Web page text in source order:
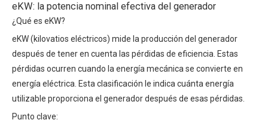
eKW: la potencia nominal efectiva del generador
¿Qué es eKW?
eKW (kilovatios eléctricos) mide la producción del generador
después de tener en cuenta las pérdidas de eficiencia. Estas
pérdidas ocurren cuando la energía mecánica se convierte en
energía eléctrica. Esta clasificación le indica cuánta energía
utilizable proporciona el generador después de esas pérdidas.
Punto clave: